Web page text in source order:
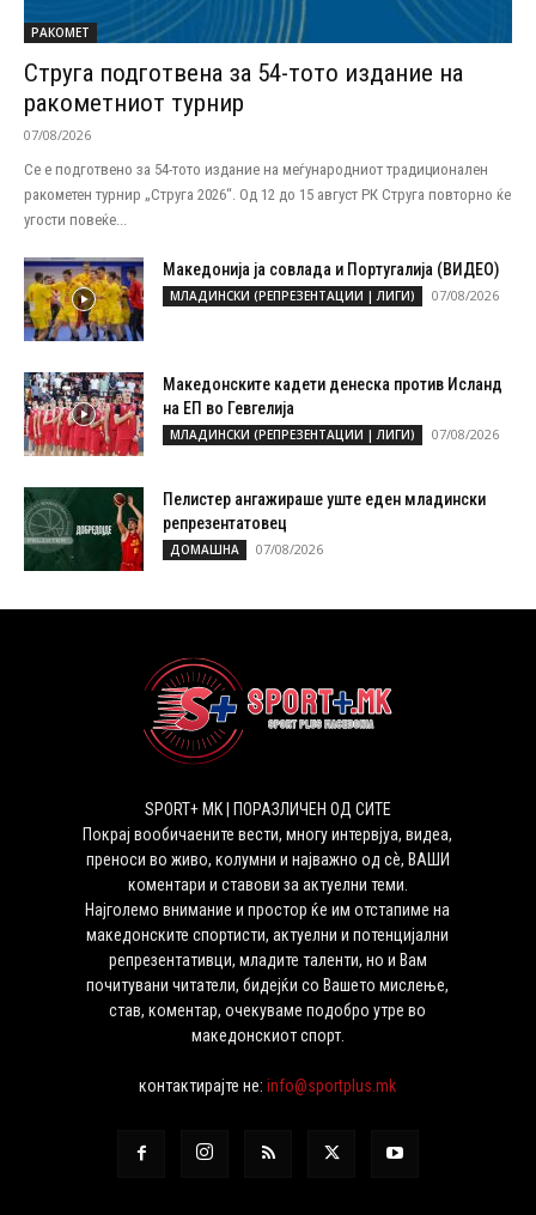
РАКОМЕТ
Струга подготвена за 54-тото издание на
ракометниот турнир
07/08/2026
Се е подготвено за 54-тото издание на меѓународниот традиционален
ракометен турнир „Струга 2026“. Од 12 до 15 август РК Струга повторно ќе
угости повеќе...
Македонија ја совлада и Португалија (ВИДЕО)
МЛАДИНСКИ (РЕПРЕЗЕНТАЦИИ | ЛИГИ) 07/08/2026
Македонските кадети денеска против Исланд
на ЕП во Гевгелија
МЛАДИНСКИ (РЕПРЕЗЕНТАЦИИ | ЛИГИ) 07/08/2026
Пелистер ангажираше уште еден младински
репрезентатовец
ДОМАШНА 07/08/2026
SPORT+ MK | ПОРАЗЛИЧЕН ОД СИТЕ
Покрај вообичаените вести, многу интервјуа, видеа,
преноси во живо, колумни и најважно од сѐ, ВАШИ
коментари и ставови за актуелни теми.
Најголемо внимание и простор ќе им отстапиме на
македонските спортисти, актуелни и потенцијални
репрезентативци, младите таленти, но и Вам
почитувани читатели, бидејќи со Вашето мислење,
став, коментар, очекуваме подобро утре во
македонскиот спорт.
контактирајте не:info@sportplus.mk